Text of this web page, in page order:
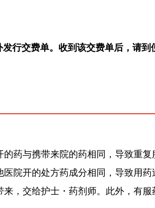
行交费单。收到该交费单后，请到
药与携带来院的药相同，导致重复
医院开的处方药成分相同，导致用药
，交给护士・药剂师。此外，有服